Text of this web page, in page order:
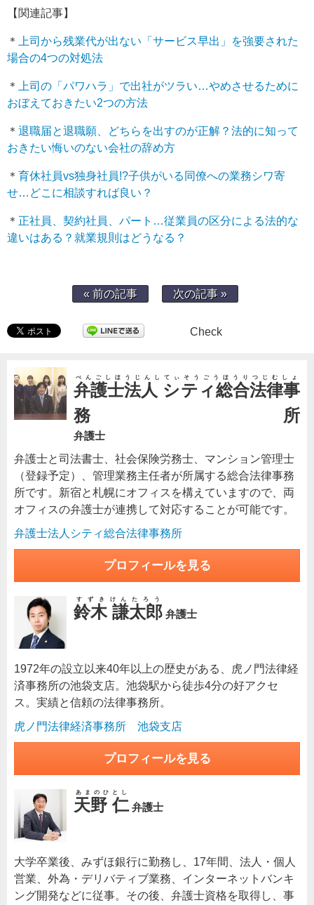
【関連記事】
＊
上司から残業代が出ない「サービス早出」を強要された
場合の4つの対処法
＊
上司の「パワハラ」で出社がツラい…やめさせるために
おぼえておきたい2つの方法
＊ 退職届と退職願、どちらを出すのが正解？法的に知って
おきたい悔いのない会社の辞め方
＊ 育休社員vs独身社員!?子供がいる同僚への業務シワ寄
せ…どこに相談すれば良い？
＊ 正社員、契約社員、パート…従業員の区分による法的な
違いはある？就業規則はどうなる？
« 前の記事 次の記事 »
Check
弁護士法人 シティ総合法律事
務所
べんごしほうじんしてぃそうごうほうりつじむしょ
弁護士
弁護士と司法書士、社会保険労務士、マンション管理士
（登録予定）、管理業務主任者が所属する総合法律事務
所です。新宿と札幌にオフィスを構えていますので、両
オフィスの弁護士が連携して対応することが可能です。
弁護士法人シティ総合法律事務所
プロフィールを見る
鈴木 謙太郎
すずきけんたろう
弁護士
1972年の設立以来40年以上の歴史がある、虎ノ門法律経
済事務所の池袋支店。池袋駅から徒歩4分の好アクセ
ス。実績と信頼の法律事務所。
虎ノ門法律経済事務所 池袋支店
プロフィールを見る
天野 仁
あまのひとし
弁護士
大学卒業後、みずほ銀行に勤務し、17年間、法人・個人
営業、外為・デリバティブ業務、インターネットバンキ
ング開発などに従事。その後、弁護士資格を取得し、事